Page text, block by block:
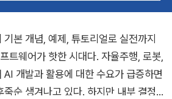
본 개념, 예제, 튜토리얼로 실전까지
개발과 활용에 대한 수요가 급증하면
순 생겨나고 있다. 하지만 내부 결정